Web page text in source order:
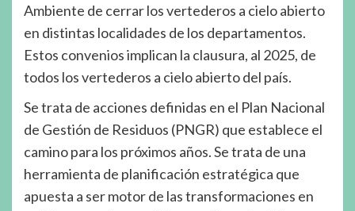
Ambiente de cerrar los vertederos a cielo abierto
en distintas localidades de los departamentos.
Estos convenios implican la clausura, al 2025, de
todos los vertederos a cielo abierto del país.
Se trata de acciones definidas en el Plan Nacional
de Gestión de Residuos (PNGR) que establece el
camino para los próximos años. Se trata de una
herramienta de planificación estratégica que
apuesta a ser motor de las transformaciones en